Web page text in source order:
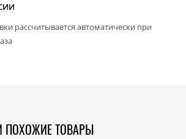
рассчитывается автоматически при
ПОХОЖИЕ ТОВАРЫ